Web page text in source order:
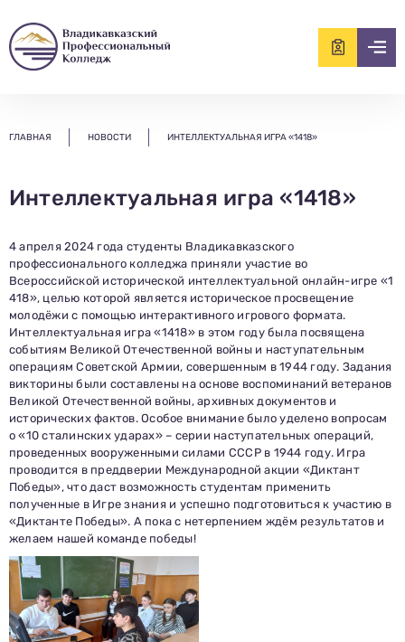
ГЛАВНАЯ НОВОСТИ ИНТЕЛЛЕКТУАЛЬНАЯ ИГРА «1418»
Интеллектуальная игра «1418»
4 апреля 2024 года студенты Владикавказского
профессионального колледжа приняли участие во
Всероссийской исторической интеллектуальной онлайн-игре «1
418», целью которой является историческое просвещение
молодёжи с помощью интерактивного игрового формата.
Интеллектуальная игра «1418» в этом году была посвящена
событиям Великой Отечественной войны и наступательным
операциям Советской Армии, совершенным в 1944 году. Задания
викторины были составлены на основе воспоминаний ветеранов
Великой Отечественной войны, архивных документов и
исторических фактов. Особое внимание было уделено вопросам
о «10 сталинских ударах» – серии наступательных операций,
проведенных вооруженными силами СССР в 1944 году. Игра
проводится в преддверии Международной акции «Диктант
Победы», что даст возможность студентам применить
полученные в Игре знания и успешно подготовиться к участию в
«Диктанте Победы». А пока с нетерпением ждём результатов и
желаем нашей команде победы!
Имя
Телефон
Почта
Нажимая кнопку «Отправить», я даю согласие на обработку моих персональных
данных в соответствии с Федеральным законом от 27.07.2006 № 152-ФЗ «О
персональных данных», на условиях и для целей, определенных в
отношении обработки персональных данных.
Заполни данные о себе и отправь заявку.
В течение 15-20 минут с вами свяжется специалист
приемной комиссии, ответит на все вопросы и поможет
Подготовь документы для поступления: паспорт, аттестат,